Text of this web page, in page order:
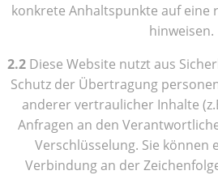
konkrete Anhaltspunkte auf eine
hinweisen.
2.2Diese Website nutzt aus
Schutz der Übertragung
anderer vertraulicher Inhalte
Anfragen an den
Verschlüsselung. Sie können
Verbindung an der